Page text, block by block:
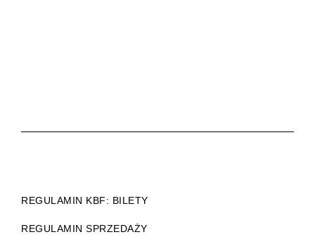
REGULAMIN KBF: BILETY
REGULAMIN SPRZEDAŻY